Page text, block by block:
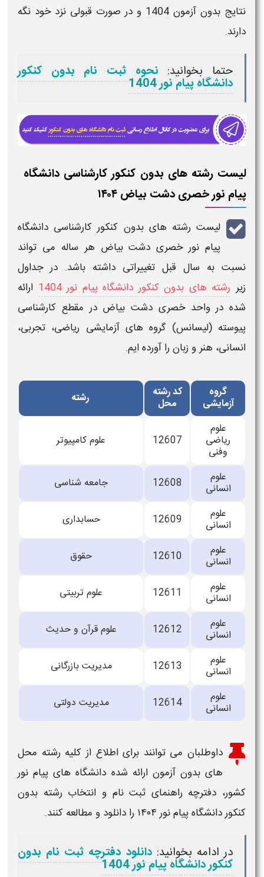
نتایج بدون آزمون 1404 و در صورت قبولی نزد خود نگه
دارند.
حتما بخوانید: نحوه ثبت نام بدون کنکور
دانشگاه پیام نور 1404
لیست رشته های بدون کنکور کارشناسی دانشگاه
پیام نور خصری دشت بیاض ۱۴۰۴
لیست رشته های بدون کنکور کارشناسی دانشگاه
پیام نور خصری دشت بیاض هر ساله می تواند
نسبت به سال قبل تغییراتی داشته باشد. در جداول
زیر رشته های بدون کنکور دانشگاه پیام نور 1404
ارائه
شده در واحدخصری دشت بیاضدر مقطع کارشناسی
پیوسته (لیسانس) گروه های آزمایشی ریاضی، تجربی،
انسانی، هنر و زبان را آورده ایم.
گروه
آزمایشی
کد رﺷﺘﻪ
محل
رﺷﺘﻪ
علوم
ریاضی
وفنی
12607 علوم کامپیوتر
علوم
انسانی 12608
جامعه شناسی
علوم
انسانی 12609
حسابداری
علوم
انسانی 12610
حقوق
علوم
انسانی 12611
علوم تربیتی
علوم
انسانی 12612
علوم قرآن و حدیث
علوم
انسانی 12613
مدیریت بازرگانی
علوم
انسانی 12614 مدیریت دولتی
داوطلبان می توانند برای اطلاع از کلیه رشته محل
های بدون آزمون ارائه شده دانشگاه های پیام نور
کشور، دفترچه راهنمای ثبت نام و انتخاب رشته بدون
کنکور دانشگاه پیام نور ۱۴۰۴
را دانلود و مطالعه کنند.
در ادامه بخوانید: دانلود دفترچه ثبت نام بدون
کنکور دانشگاه پیام نور 1404